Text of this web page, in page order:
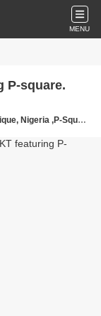
MENU
P-square.
,P-Square, Flavour,